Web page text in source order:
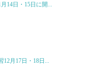
14日・15日に開...
12月17日・18日...